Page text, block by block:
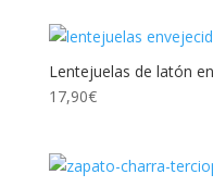
Lentejuelas de latón
17,90€